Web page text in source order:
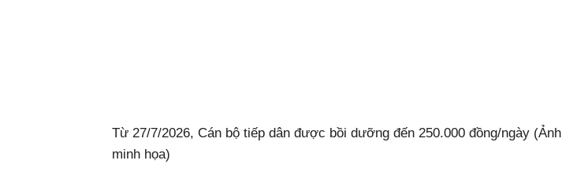
Từ 27/7/2026, Cán bộ tiếp dân được bồi dưỡng đến 250.000 đồng/ngày (Ảnh
minh họa)